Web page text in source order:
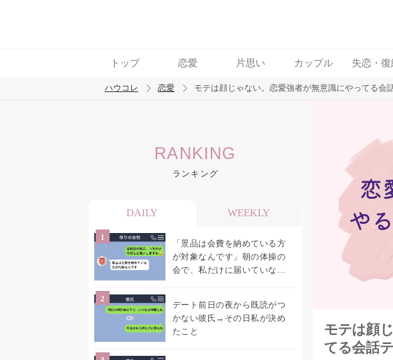
トップ 恋愛 片思い カップル 失恋・復
トレンド ワード
ハウコレ 恋愛 モテは顔じゃない。恋愛強者が無意識にやってる会
RANKING
ランキング
DAILY WEEKLY
「景品は会費を納めている方
が対象なんです」朝の体操の
会で、私だけに届いていなか
デート前日の夜から既読がつ
かない彼氏→その日私が決め
たこと
モテは顔
てる会話